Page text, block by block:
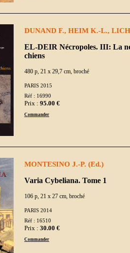
DUNAND F., HEIM K.-L.,
EL-DEIR Nécropoles. III: La
chiens
480 p, 21 x 29,7 cm, broché
PARIS 2015
Réf : 16990
Prix : 95.00 €
Commander
MONTESINO J.-P. (Ed.)
Varia Cybeliana. Tome 1
106 p, 21 x 27 cm, broché
PARIS 2014
Réf : 16510
Prix : 30.00 €
Commander